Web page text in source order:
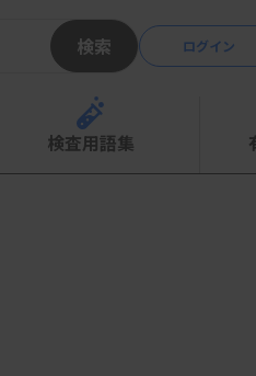
検索 ログイン
検査用語集